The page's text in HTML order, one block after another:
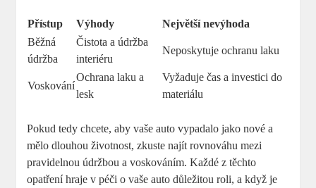
Přístup Výhody
Největší nevýhoda
Běžná
údržba
Čistota a údržba
interiéru
Neposkytuje ochranu laku
Voskování
Ochrana laku a
lesk
Vyžaduje čas a investici do
materiálu
Pokud tedy chcete, aby vaše auto vypadalo jako nové a
mělo dlouhou životnost, zkuste najít rovnováhu mezi
pravidelnou údržbou a voskováním. Každé z těchto
opatření hraje v péči o vaše auto důležitou roli, a když je